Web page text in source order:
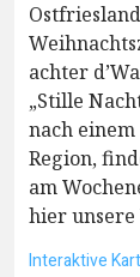
achter
„Stille
nach
Region,
am
hier unsere
Interaktive